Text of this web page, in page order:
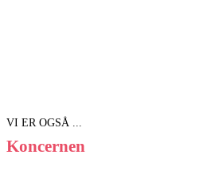
VI ER OGSÅ ...
Koncernen